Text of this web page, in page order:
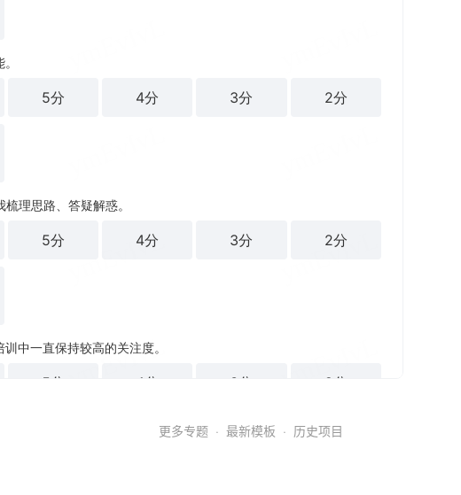
更多专题 · 最新模板 · 历史项目